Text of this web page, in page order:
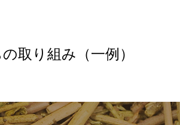
取り組み（一例）